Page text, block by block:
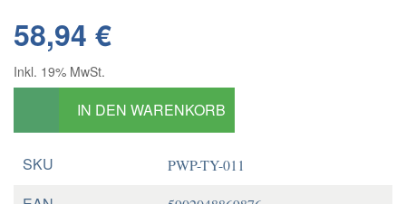
58,94 €
Inkl. 19% MwSt.
IN DEN WARENKORB
SKU PWP-TY-011